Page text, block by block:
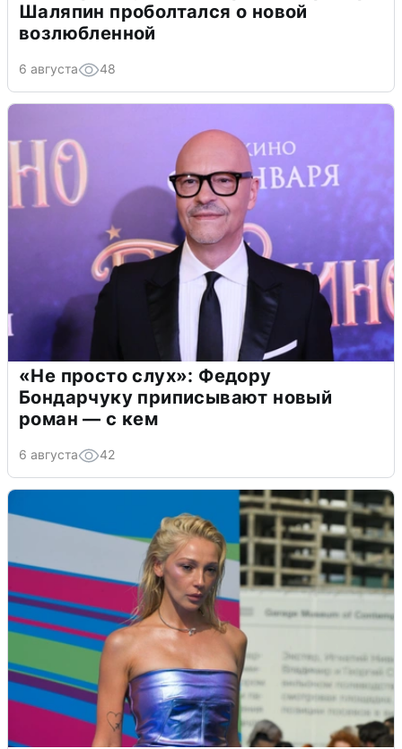
Шаляпин проболтался о новой
возлюбленной
6 августа 48
«Не просто слух»: Федору
Бондарчуку приписывают новый
роман — с кем
6 августа 42